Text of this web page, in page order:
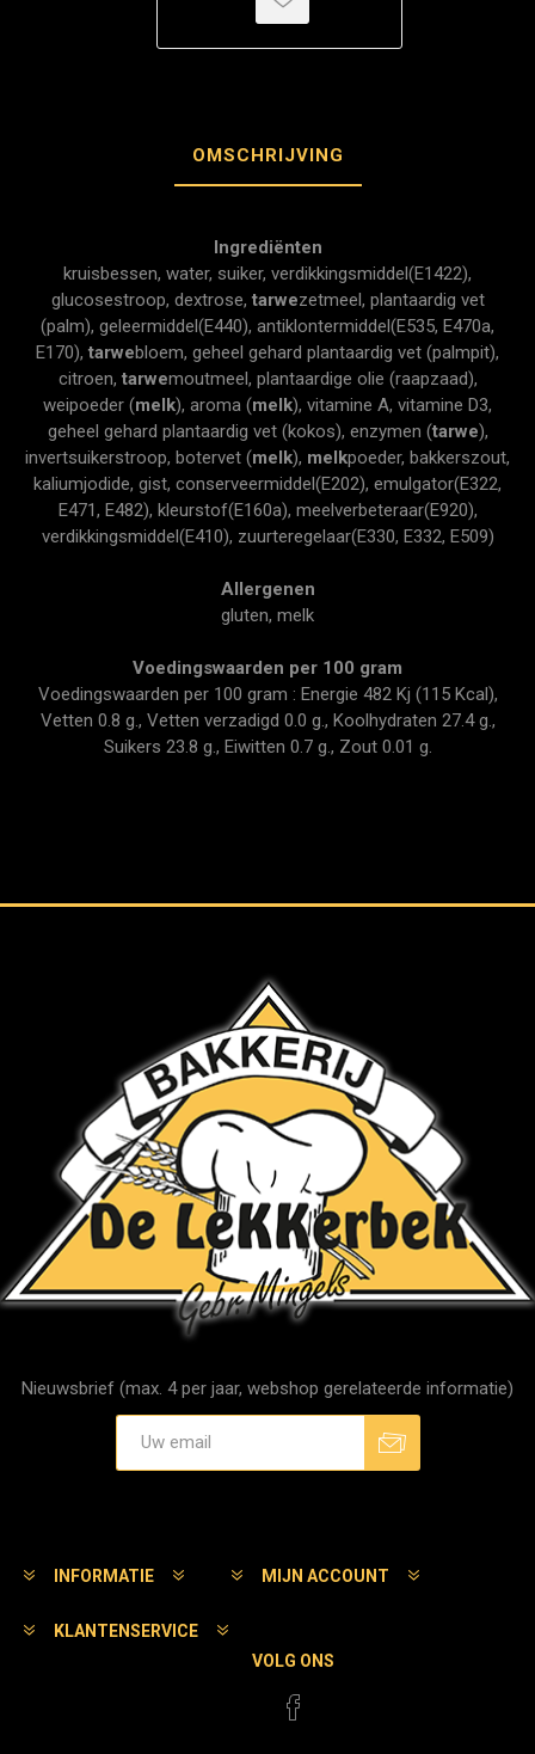
OMSCHRIJVING
Ingrediënten
kruisbessen, water, suiker, verdikkingsmiddel(E1422),
glucosestroop, dextrose, tarwezetmeel, plantaardig vet
(palm), geleermiddel(E440), antiklontermiddel(E535, E470a,
E170), tarwebloem, geheel gehard plantaardig vet (palmpit),
citroen, tarwemoutmeel, plantaardige olie (raapzaad),
weipoeder (melk), aroma (melk), vitamine A, vitamine D3,
geheel gehard plantaardig vet (kokos), enzymen (tarwe),
invertsuikerstroop, botervet (melk), melkpoeder, bakkerszout,
kaliumjodide, gist, conserveermiddel(E202), emulgator(E322,
E471, E482), kleurstof(E160a), meelverbeteraar(E920),
verdikkingsmiddel(E410), zuurteregelaar(E330, E332, E509)
Allergenen
gluten, melk
Voedingswaarden per 100 gram
Voedingswaarden per 100 gram : Energie 482 Kj (115 Kcal),
Vetten 0.8 g., Vetten verzadigd 0.0 g., Koolhydraten 27.4 g.,
Suikers 23.8 g., Eiwitten 0.7 g., Zout 0.01 g.
Nieuwsbrief (max. 4 per jaar, webshop gerelateerde informatie)
INFORMATIE MIJN ACCOUNT
KLANTENSERVICE
VOLG ONS